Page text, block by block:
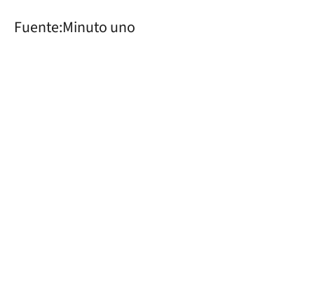
Fuente:Minuto uno